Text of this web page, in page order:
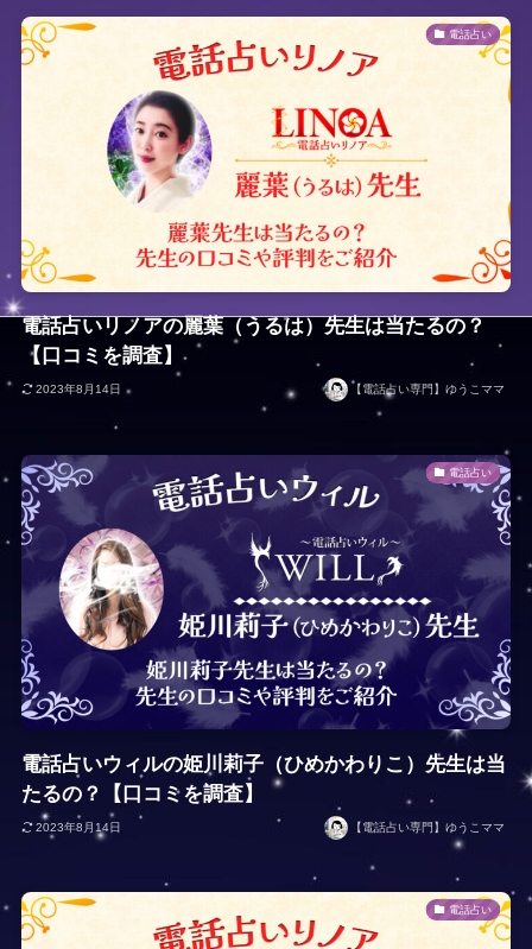
電話占い
電話占いリノアの麗葉（うるは）先生は当たるの？
【口コミを調査】
2023年8月14日 【電話占い専門】ゆうこママ
電話占い
電話占いウィルの姫川莉子（ひめかわりこ）先生は当
たるの？【口コミを調査】
2023年8月14日 【電話占い専門】ゆうこママ
電話占い